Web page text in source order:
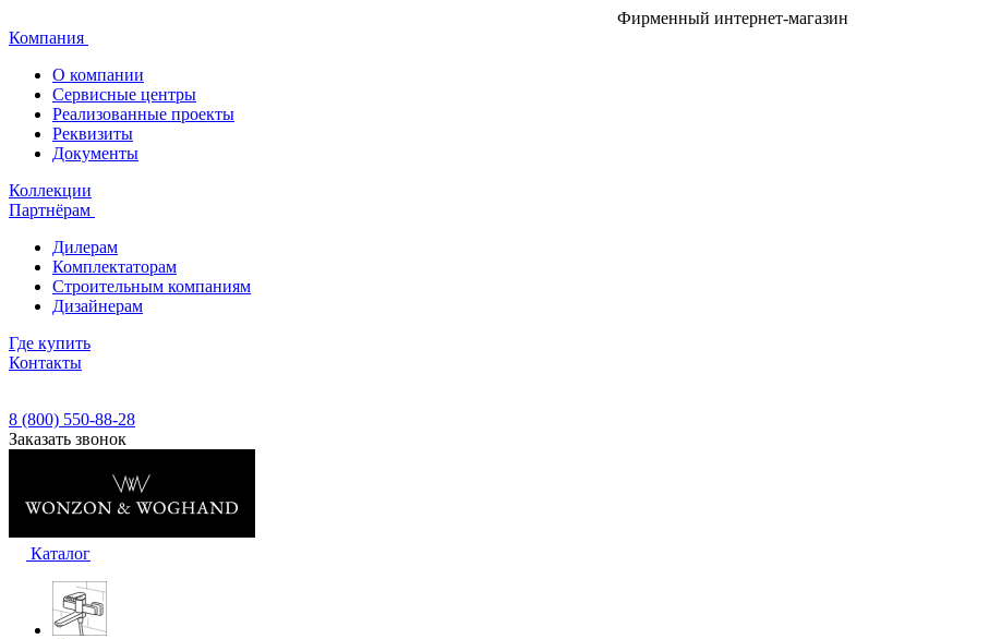
Фирменный интернет-магазин
Компания
О компании
Сервисные центры
Реализованные проекты
Реквизиты
Документы
Коллекции
Партнёрам
Дилерам
Комплектаторам
Строительным компаниям
Дизайнерам
Где купить
Контакты
8 (800) 550-88-28
Заказать звонок
Каталог